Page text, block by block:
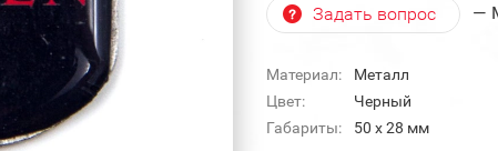
Задать вопрос —
Материал:
Металл
Цвет:
Черный
Габариты:
50 х 28 мм